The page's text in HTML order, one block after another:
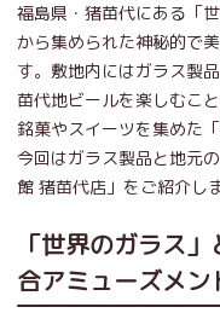
福島県・猪苗代にある「
から集められた神秘的で
す。敷地内にはガラス製
苗代地ビールを楽しむこ
銘菓やスイーツを集めた
今回はガラス製品と地元
館 猪苗代店」をご紹介しま
「世界のガラス
合アミューズメン